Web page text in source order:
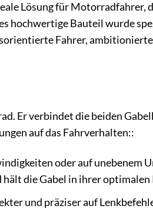
Lösung für Motorradfahrer,
hochwertige Bauteil wurde
Fahrer,
Er verbindet die beiden
auf das Fahrverhalten::
oder auf unebenem
die Gabel in ihrer
und präziser auf